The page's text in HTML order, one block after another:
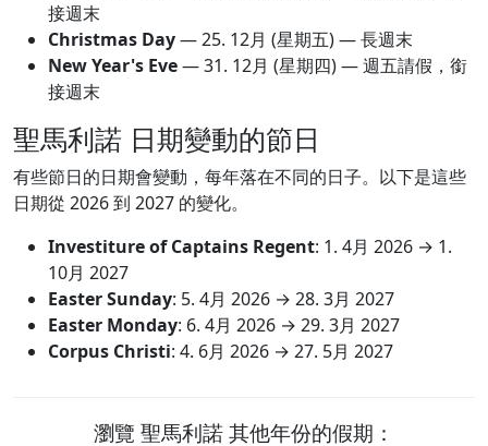
接週末
Christmas Day—25. 12月 (星期五) — 長週末
New Year's Eve—31. 12月 (星期四) — 週五請假，銜
接週末
聖馬利諾 日期變動的節日
有些節日的日期會變動，每年落在不同的日子。以下是這些
日期從 2026 到 2027 的變化。
Investiture of Captains Regent: 1. 4月 2026 → 1.
10月 2027
Easter Sunday: 5. 4月 2026 → 28. 3月 2027
Easter Monday: 6. 4月 2026 → 29. 3月 2027
Corpus Christi: 4. 6月 2026 → 27. 5月 2027
瀏覽 聖馬利諾 其他年份的假期：